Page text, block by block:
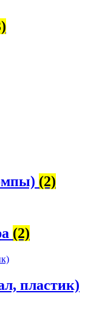
(2)
(2)
пластик)